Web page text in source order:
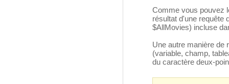
Comme vous pouvez
résultat d'une requête
$AllMovies) incluse
Une autre manière de
(variable, champ,
du caractère deux-